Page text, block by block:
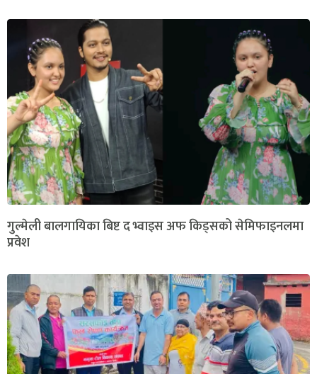
गुल्मेली बालगायिका बिष्ट द भ्वाइस अफ किड्सको सेमिफाइनलमा
प्रवेश